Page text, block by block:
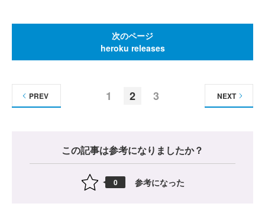
次のページ
heroku releases
1 2 3
PREV NEXT
この記事は参考になりましたか？
0 参考になった